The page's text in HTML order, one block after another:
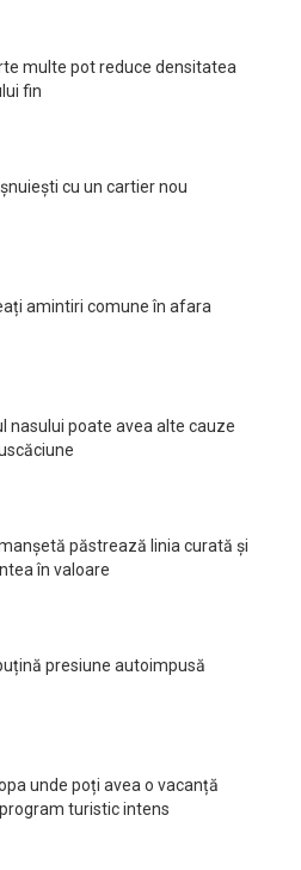
multe pot reduce densitatea
fin
cu un cartier nou
amintiri comune în afara
nasului poate avea alte cauze
păstrează linia curată și
în valoare
presiune autoimpusă
unde poți avea o vacanță
turistic intens